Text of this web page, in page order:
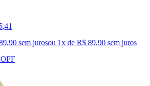
,41
sem jurosou 1x de R$ 89,90 sem juros